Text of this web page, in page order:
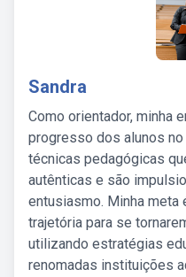
Sandra
Como orientador, minha
progresso dos alunos
técnicas pedagógicas
autênticas e são
entusiasmo. Minha meta
trajetória para se
utilizando estratégias
renomadas instituições